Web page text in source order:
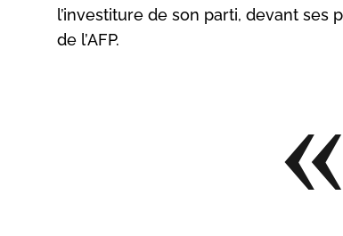
l’investiture de son parti, devant ses
de l’AFP.